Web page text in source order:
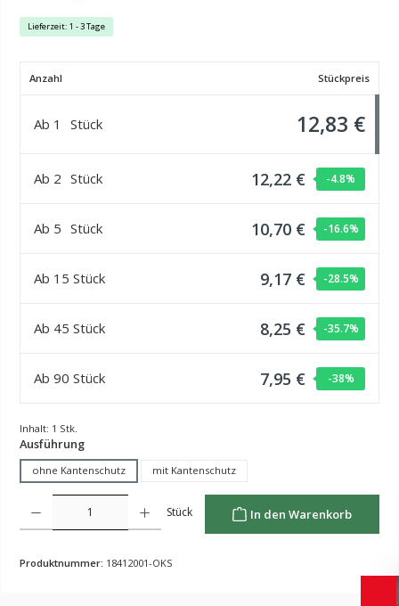
Lieferzeit: 1 - 3 Tage
Anzahl Stückpreis
Ab 1 Stück 12,83 €
Ab 2 Stück 12,22 € -4.8%
Ab 5 Stück 10,70 € -16.6%
Ab 15 Stück 9,17 € -28.5%
Ab 45 Stück 8,25 € -35.7%
Ab 90 Stück 7,95 € -38%
Inhalt: 1 Stk.
Ausführungauswählen
ohne Kantenschutz mit Kantenschutz
Produkt Anzahl: Gib den gewünschten Wert ein oder benutze die Schaltflächen um die Anzahl
Stück In den Warenkorb
Produktnummer: 18412001-OKS